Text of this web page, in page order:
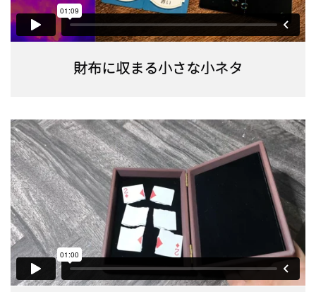
財布に収まる小さな小ネタ